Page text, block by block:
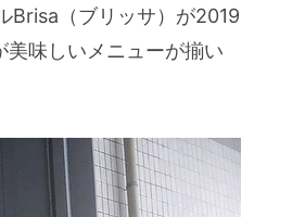
Brisa（ブリッサ）が2019
味しいメニューが揃い